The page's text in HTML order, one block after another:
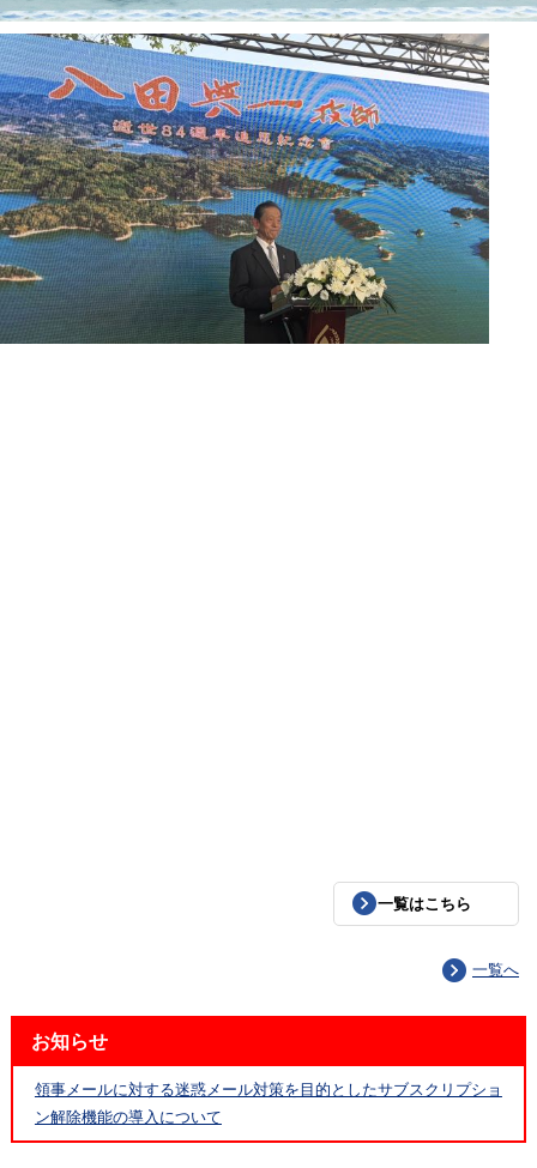
一覧はこちら
一覧へ
お知らせ
領事メールに対する迷惑メール対策を目的としたサブスクリプショ
ン解除機能の導入について